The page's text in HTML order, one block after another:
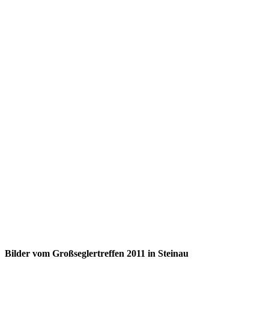
Bilder vom Großseglertreffen 2011 in Steinau